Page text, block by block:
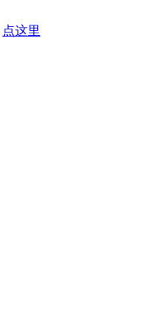
点这里